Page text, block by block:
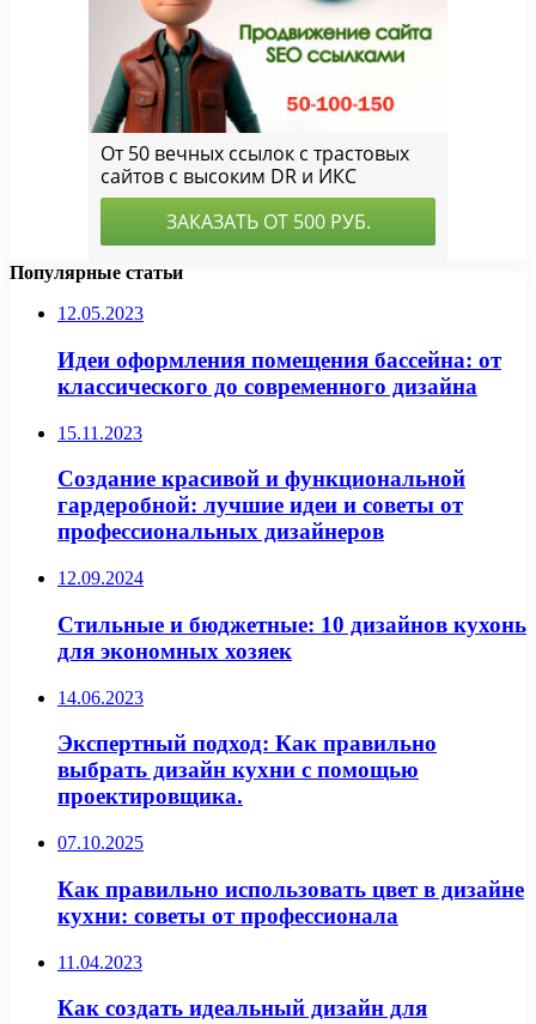
Популярные статьи
12.05.2023
Идеи оформления помещения бассейна: от
классического до современного дизайна
15.11.2023
Создание красивой и функциональной
гардеробной: лучшие идеи и советы от
профессиональных дизайнеров
12.09.2024
Стильные и бюджетные: 10 дизайнов кухонь
для экономных хозяек
14.06.2023
Экспертный подход: Как правильно
выбрать дизайн кухни с помощью
проектировщика.
07.10.2025
Как правильно использовать цвет в дизайне
кухни: советы от профессионала
11.04.2023
Как создать идеальный дизайн для